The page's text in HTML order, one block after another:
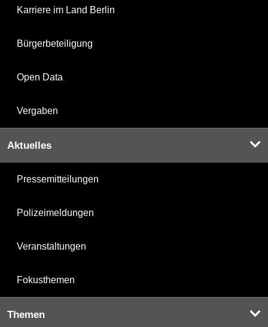
Karriere im Land Berlin
Bürgerbeteiligung
Open Data
Vergaben
Aktuelles
Pressemitteilungen
Polizeimeldungen
Veranstaltungen
Fokusthemen
Themen